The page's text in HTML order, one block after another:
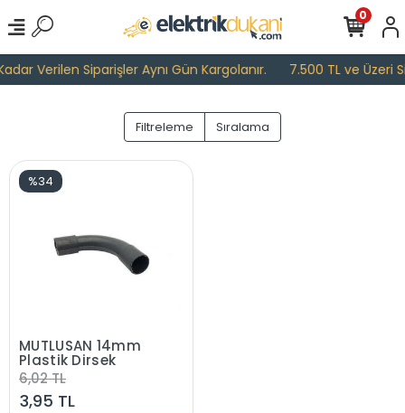
Verilen Siparişler Aynı Gün Kargolanır. 7.500 TL ve Üzeri
0
Filtreleme Sıralama
%34
MUTLUSAN 14mm
Plastik Dirsek
6,02 TL
3,95 TL